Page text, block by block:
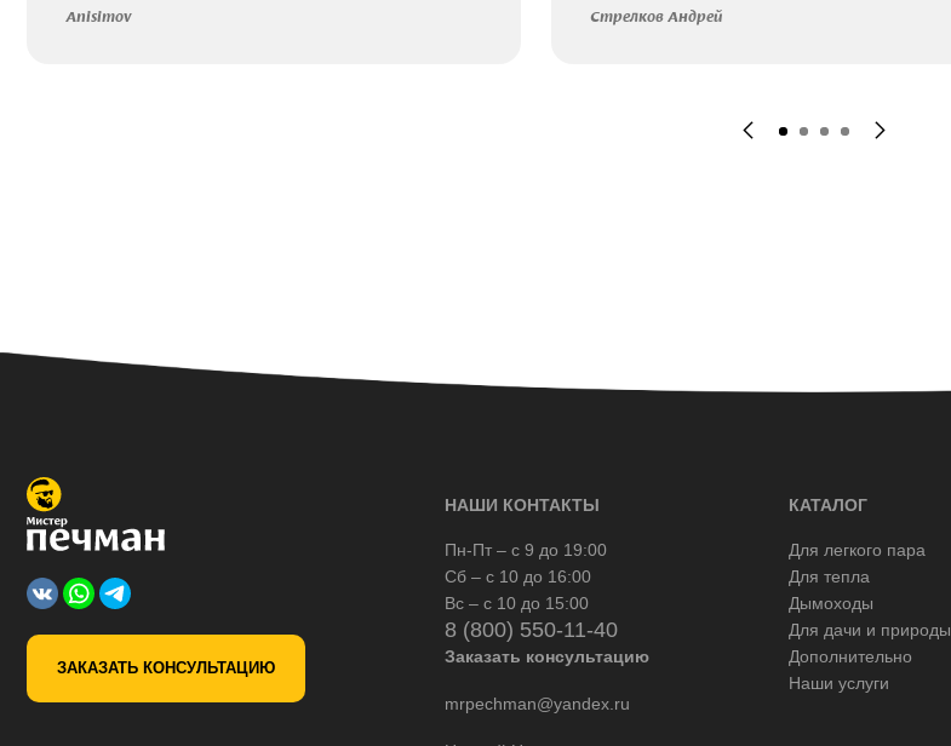
Anisimov Стрелков Андрей
ЗАКАЗАТЬ КОНСУЛЬТАЦИЮ
НАШИ КОНТАКТЫ
Пн-Пт – с 9 до 19:00
Сб – с 10 до 16:00
Вс – с 10 до 15:00
8 (800) 550-11-40
Заказать консультацию
mrpechman@yandex.ru
КАТАЛОГ
Для легкого пара
Для тепла
Дымоходы
Для дачи и природы
Дополнительно
Наши услуги